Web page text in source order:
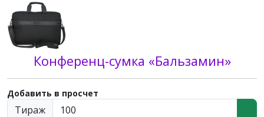
Конференц-сумка «Бальзамин»
Добавить в просчет
Тираж